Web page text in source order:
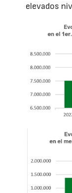
elevados